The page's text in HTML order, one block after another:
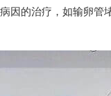
因的治疗，如输卵管